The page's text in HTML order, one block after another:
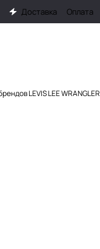
Доставка Оплата
LEVIS LEE WRANGLER